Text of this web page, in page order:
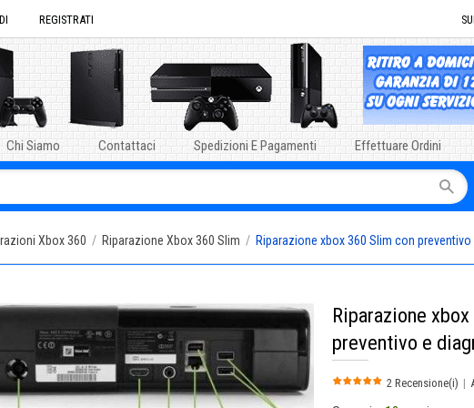
REGISTRATI
Chi Siamo Contattaci Spedizioni E Pagamenti Effettuare Ordini
Xbox 360 / Riparazione Xbox 360 Slim / Riparazione xbox 360 Slim con
Riparazione
preventivo e
2 Recensione(i) |